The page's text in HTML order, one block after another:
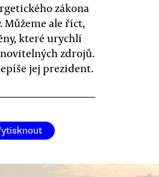
zákona
Můžeme ale říct,
které urychlí
zdrojů.
jej prezident.